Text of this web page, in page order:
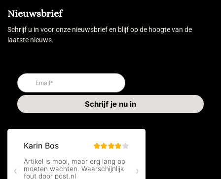
Nieuwsbrief
Schrijf u in voor onze nieuwsbrief en blijf op de hoogte van de
laatste nieuws.